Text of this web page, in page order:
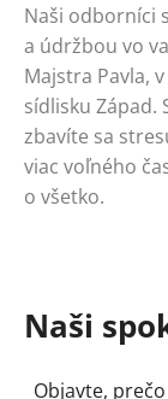
Naši odborníci
a údržbou vo
Majstra Pavla,
sídlisku Západ.
zbavíte sa
viac voľného
o všetko.
Naši
Objavte,